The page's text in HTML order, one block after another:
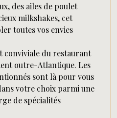
des ailes de poulet
milkshakes, cet
toutes vos envies
conviviale du restaurant
outre-Atlantique. Les
sont là pour vous
votre choix parmi une
de spécialités